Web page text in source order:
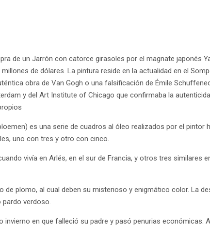
de un Jarrón con catorce girasoles por el magnate japonés
de dólares. La pintura reside en la actualidad en el
obra de Van Gogh o una falsificación de Émile
y del Art Institute of Chicago que confirmaba la
es una serie de cuadros al óleo realizados por el pintor
uno con tres y otro con cinco.
vivía en Arlés, en el sur de Francia, y otros tres similares
plomo, al cual deben su misterioso y enigmático color. La
pardo verdoso.
en que falleció su padre y pasó penurias económicas.